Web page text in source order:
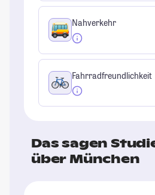
Nahverkehr
Fahrradfreundlichkeit
Das sagen
über München